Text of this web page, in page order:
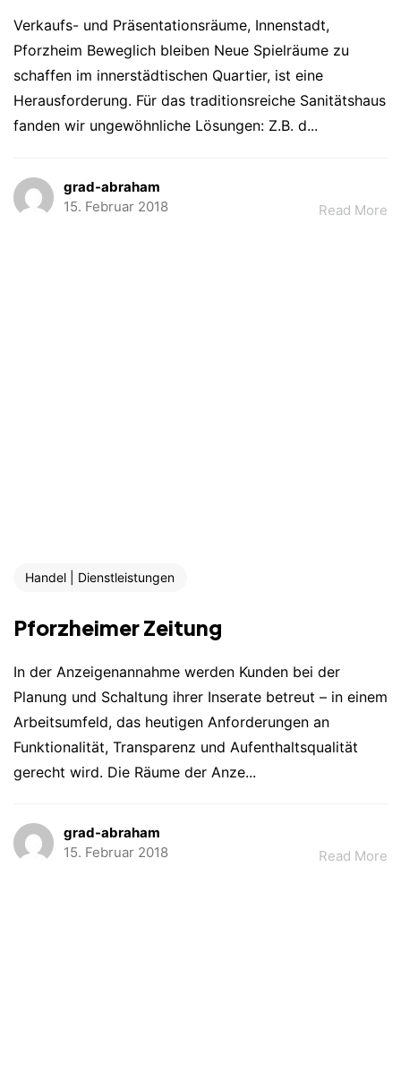
Verkaufs- und Präsentationsräume, Innenstadt,
Pforzheim Beweglich bleiben Neue Spielräume zu
schaffen im innerstädtischen Quartier, ist eine
Herausforderung. Für das traditionsreiche Sanitätshaus
fanden wir ungewöhnliche Lösungen: Z.B. d...
grad-abraham
15. Februar 2018
Read More
Handel | Dienstleistungen
Pforzheimer Zeitung
In der Anzeigenannahme werden Kunden bei der
Planung und Schaltung ihrer Inserate betreut – in einem
Arbeitsumfeld, das heutigen Anforderungen an
Funktionalität, Transparenz und Aufenthaltsqualität
gerecht wird. Die Räume der Anze...
grad-abraham
15. Februar 2018
Read More